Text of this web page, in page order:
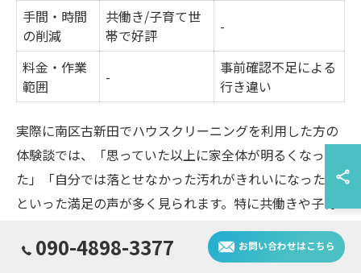
手間・時間
の削減
共働き/子育て世
帯で好評
-
料金・作業
範囲
-
事前確認不足による
行き違い
実際に南区古新田でハウスクリーニングを利用した方の
体験談では、「思っていた以上に家全体が明るくなっ
た」「自分では落とせなかった汚れがきれいになった」
といった満足の声が多く見られます。特に共働きや子育
て世帯からは、「時間が節約できて助かった」という意
見も目立ちます。
090-4898-3377 お問い合わせはこちら